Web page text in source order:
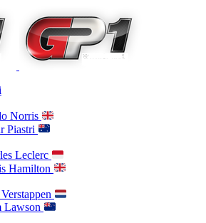
Norris
Piastri
Leclerc
Hamilton
Lawson